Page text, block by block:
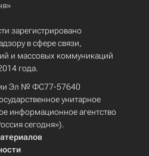
зарегистрировано
в сфере связи,
и массовых коммуникаций
года.
Эл № ФС77-57640
унитарное
информационное агентство
сегодня»).